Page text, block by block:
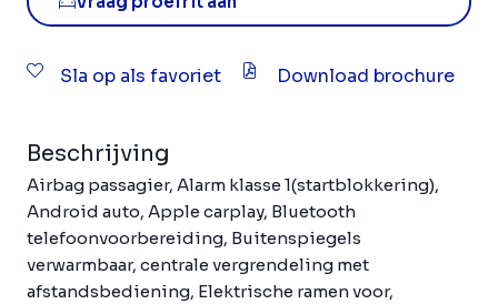
Sla op als favoriet Download brochure
Beschrijving
Airbag passagier, Alarm klasse 1(startblokkering),
Android auto, Apple carplay, Bluetooth
telefoonvoorbereiding, Buitenspiegels
verwarmbaar, centrale vergrendeling met
afstandsbediening, Elektrische ramen voor,